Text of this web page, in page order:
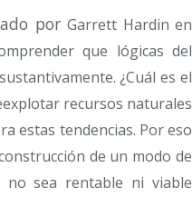
porGarrett Hardin en
que lógicas del
¿Cuál es el
recursos naturales
estas tendencias. Por eso
de un modo de
no sea rentable ni viable